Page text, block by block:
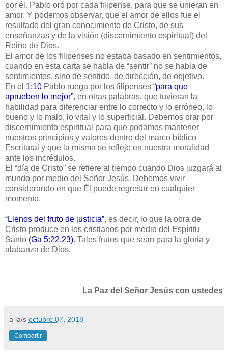
por él. Pablo oró por cada filipense, para que se unieran en
amor. Y podemos observar, que el amor de ellos fue el
resultado del gran conocimiento de Cristo, de sus
enseñanzas y de la visión (discernimiento espiritual) del
Reino de Dios.
El amor de los filipenses no estaba basado en sentimientos,
cuando en esta carta se habla de “sentir” no se habla de
sentimientos, sino de sentido, de dirección, de objetivo.
En el 1:10 Pablo ruega por los filipenses “para que
aprueben lo mejor”, en otras palabras, que tuvieran la
habilidad para diferenciar entre lo correcto y lo erróneo, lo
bueno y lo malo, lo vital y lo superficial. Debemos orar por
discernimiento espiritual para que podamos mantener
nuestros principios y valores dentro del marco bíblico
Escritural y que la misma se refleje en nuestra moralidad
ante los incrédulos.
El “día de Cristo” se refiere al tiempo cuando Dios juzgará al
mundo por medio del Señor Jesús. Debemos vivir
considerando en que Él puede regresar en cualquier
momento.
“Llenos del fruto de justicia”, es decir, lo que la obra de
Cristo produce en los cristianos por medio del Espíritu
Santo (Ga 5:22,23). Tales frutos que sean para la gloria y
alabanza de Dios.
La Paz del Señor Jesús con ustedes
a la/s octubre 07, 2018
Compartir